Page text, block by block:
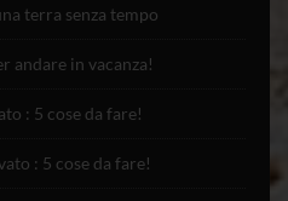
terra senza tempo
andare in vacanza!
: 5 cose da fare!
: 5 cose da fare!